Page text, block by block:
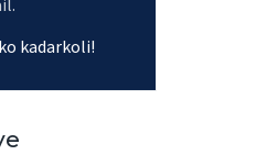
kadarkoli!